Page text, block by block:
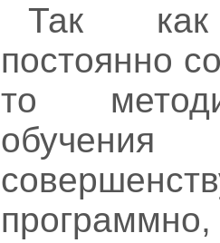
Так как
постоянно
то